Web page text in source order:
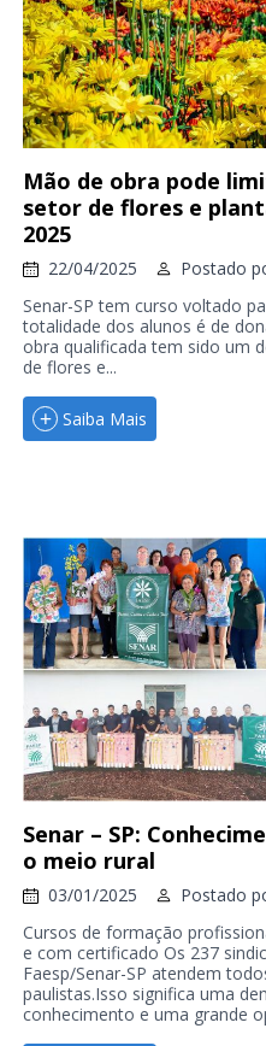
Mão de obra pode
setor de flores e
2025
22/04/2025 Postado
Senar-SP tem curso voltado
totalidade dos alunos é de
obra qualificada tem sido um
de flores e...
Saiba Mais
Senar – SP:
o meio rural
03/01/2025 Postado
Cursos de formação
e com certificado Os 237
Faesp/Senar-SP atendem
paulistas.Isso significa uma
conhecimento e uma grande